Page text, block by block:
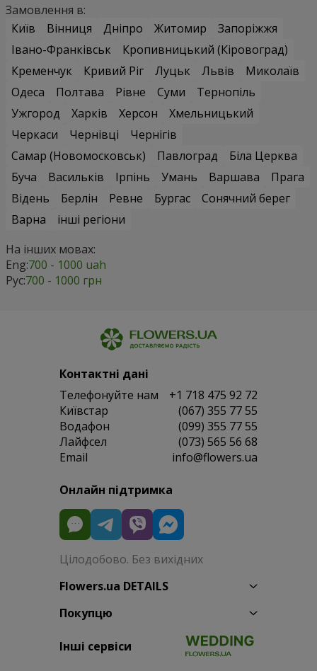
Замовлення в:
Київ
Вінниця Дніпро Житомир
Запоріжжя
Івано-Франківськ
Кропивницький (Кіровоград)
Кременчук
Кривий Ріг Луцьк Львів
Миколаїв
Одеса
Полтава Рівне Суми
Тернопіль
Ужгород
Харків Херсон
Хмельницький
Черкаси
Чернівці
Чернігів
Самар (Новомосковськ)
Павлоград
Біла Церква
Буча
Васильків Ірпінь Умань Варшава
Прага
Відень
Берлін Ревне Бургас
Сонячний берег
Варна
інші регіони
На інших мовах:
Eng:700 - 1000 uah
Рус:700 - 1000 грн
Контактні дані
Телефонуйте нам
+1 718 475 92 72
Київстар
(067) 355 77 55
Водафон
(099) 355 77 55
Лайфсел
(073) 565 56 68
Email
info@flowers.ua
Онлайн підтримка
Цілодобово. Без вихідних
Flowers.ua DETAILS
Покупцю
Інші сервіси